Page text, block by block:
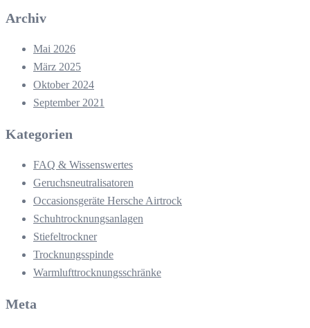
Archiv
Mai 2026
März 2025
Oktober 2024
September 2021
Kategorien
FAQ & Wissenswertes
Geruchsneutralisatoren
Occasionsgeräte Hersche Airtrock
Schuhtrocknungsanlagen
Stiefeltrockner
Trocknungsspinde
Warmlufttrocknungsschränke
Meta